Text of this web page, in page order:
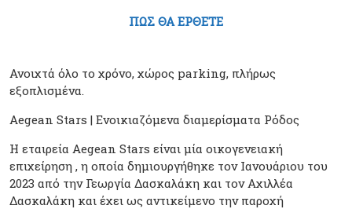
ΠΩΣ ΘΑ ΕΡΘΕΤΕ
Ανοιχτά όλο το χρόνο, χώρος parking, πλήρως
εξοπλισμένα.
Aegean Stars | Ενοικιαζόμενα διαμερίσματα Ρόδος
Η εταιρεία Aegean Stars είναι μία οικογενειακή
επιχείρηση , η οποία δημιουργήθηκε τον Ιανουάριου του
2023 από την Γεωργία Δασκαλάκη και τον Αχιλλέα
Δασκαλάκη και έχει ως αντικείμενο την παροχή